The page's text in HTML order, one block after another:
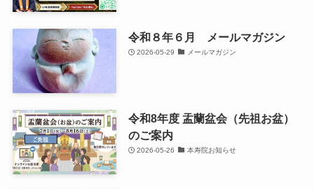
令和８年６月 メールマガジン
2026-05-29 メールマガジン
令和8年度 盂蘭盆会（先祖お盆）
のご案内
2026-05-26 本寿院お知らせ